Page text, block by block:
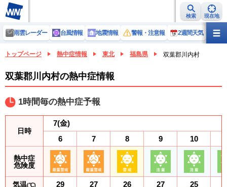
検索 現在地
雨雲レーダー 台風情報 地震情報 警報・注意報 2週間天気 ラ
トップページ 熱中症情報 東北 福島県 双葉郡川内村
双葉郡川内村の熱中症情報
1時間毎の熱中症予報
日時
熱中症
危険度
気温(℃)
7(金)
6
29
7
27
8
26
9
27
10
25